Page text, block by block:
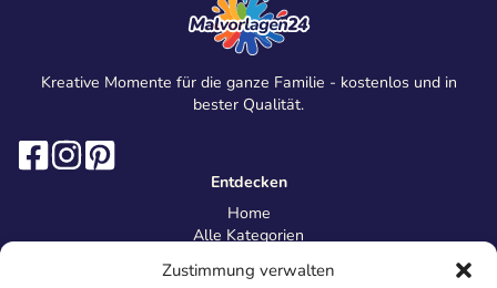
Zustimmung verwalten
Kreative Momente für die ganze Familie - kostenlos und in
bester Qualität.
Entdecken
Home
Alle Kategorien
Information